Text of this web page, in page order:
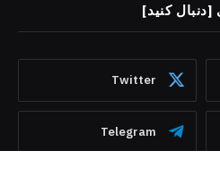
کنید]
Twitter
Telegram